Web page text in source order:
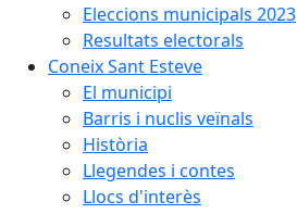
Eleccions municipals 2023
Resultats electorals
Coneix Sant Esteve
El municipi
Barris i nuclis veïnals
Història
Llegendes i contes
Llocs d'interès